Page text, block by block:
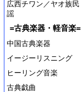
広西チワン／ヤオ族民
謡
=古典楽器・軽音楽=
中国古典楽器
イージーリスニング
ヒーリング音楽
古典戯曲